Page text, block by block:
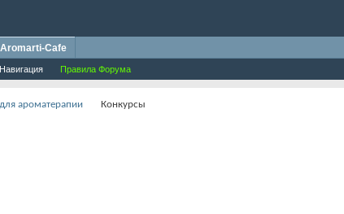
Навигация Правила Форума
Aromarti-Cafe
ароматерапии Конкурсы